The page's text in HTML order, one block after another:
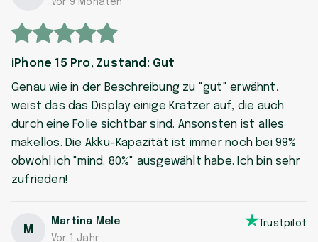
Vor 9 Monaten
iPhone 15 Pro, Zustand: Gut
Genau wie in der Beschreibung zu "gut" erwähnt,
weist das das Display einige Kratzer auf, die auch
durch eine Folie sichtbar sind. Ansonsten ist alles
makellos. Die Akku-Kapazität ist immer noch bei 99%
obwohl ich "mind. 80%" ausgewählt habe. Ich bin sehr
zufrieden!
M
Martina Mele
Vor 1 Jahr
Trustpilot